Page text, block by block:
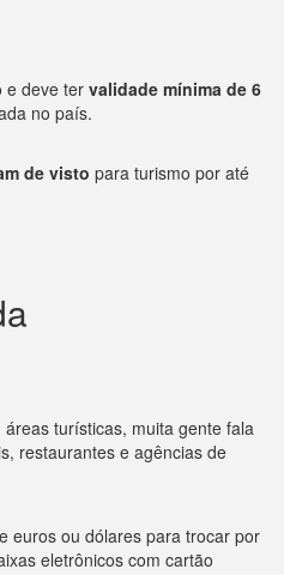
e deve ter validade mínima de 6
no país.
de visto para turismo por até
áreas turísticas, muita gente fala
restaurantes e agências de
euros ou dólares para trocar por
eletrônicos com cartão